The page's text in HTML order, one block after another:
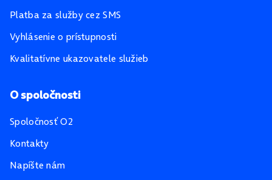
Platba za služby cez SMS
Vyhlásenie o prístupnosti
Kvalitatívne ukazovatele služieb
O spoločnosti
Spoločnosť O2
Kontakty
Napíšte nám